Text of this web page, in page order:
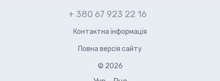
+ 380 67 923 22 16
Контактна інформація
Повна версія сайту
© 2026